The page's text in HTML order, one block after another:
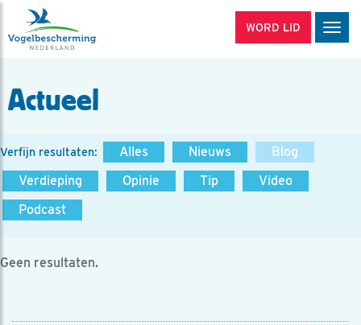
WORD LID
Actueel
Verfijn resultaten: Alles Nieuws
Blog
Verdieping
Opinie Tip
Video
Podcast
Geen resultaten.